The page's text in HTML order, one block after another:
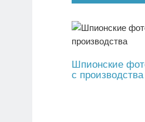
Шпионские
с производства